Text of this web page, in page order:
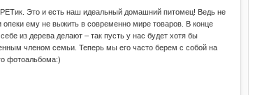
Это и есть наш идеальный домашний питомец! Ведь не
ему не выжить в современно мире товаров. В конце
из дерева делают – так пусть у нас будет хотя бы
членом семьи. Теперь мы его часто берем с собой на
фотоальбома:)